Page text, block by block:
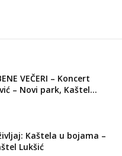
VEČERI – Koncert
– Novi park, Kaštel...
Kaštela u bojama –
Lukšić